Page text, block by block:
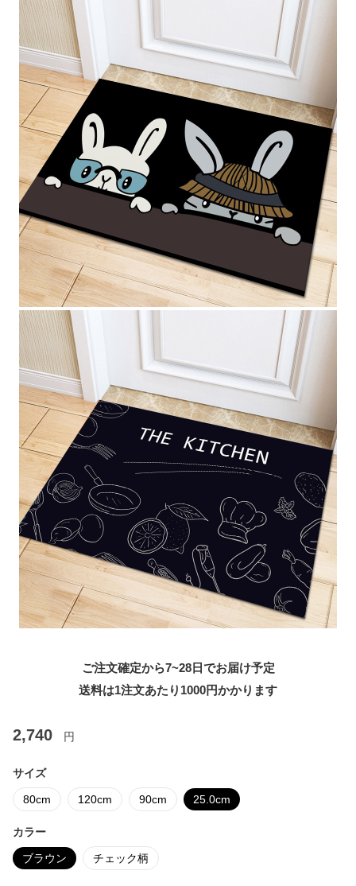
ご注文確定から7~28日でお届け予定
送料は1注文あたり 1000円かかります
2,740 円
サイズ
80cm 120cm 90cm 25.0cm
カラー
ブラウン チェック柄